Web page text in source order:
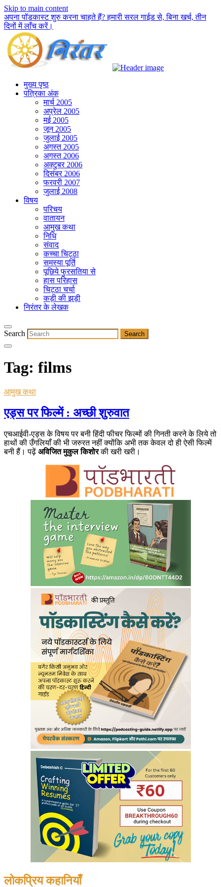
Skip to main content
अपना पॉडकास्ट शुरु करना चाहते हैं? हमारी सरल गाईड से, बिना खर्च, तीन
दिनों में लाँच करें।
मुख्य पृष्ठ
पत्रिका अंक
मार्च 2005
अप्रेल 2005
मई 2005
जून 2005
जुलाई 2005
अगस्त 2005
अगस्त 2006
अक्टुबर 2006
दिसंबर 2006
फरवरी 2007
जुलाई 2008
विषय
परिचय
वातायन
आमुख कथा
निधि
संवाद
कच्चा चिट्ठा
समस्या पूर्ति
पूछिये फुरसतिया से
हास परिहास
चिट्ठा चर्चा
कड़ी की झड़ी
निरंतर के लेखक
Search
Tag: films
आमुख कथा
एड्स पर फिल्में : अच्छी शुरुवात
एचआईवी-एड्स के विषय पर बनी हिंदी फीचर फिल्मों की गिनती करने के लिये तो
हाथों की उँगलियाँ की भी जरुरत नहीं क्योंकि अभी तक केवल दो ही ऐसी फिल्में
बनी हैं। पढ़ें अविजित मुकुल किशोरकी खरी खरी।
लोकप्रिय कहानियाँ